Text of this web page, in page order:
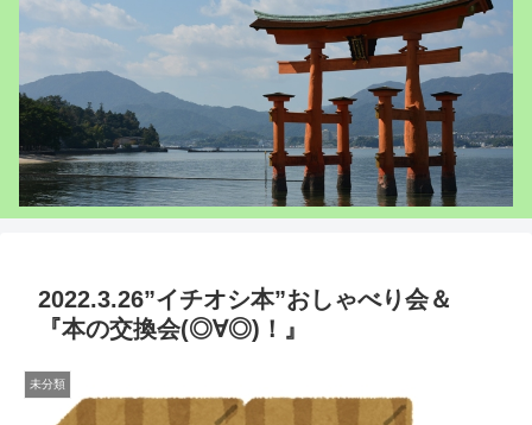
2022.3.26”イチオシ本”おしゃべり会＆
『本の交換会(◎∀◎)！』
未分類